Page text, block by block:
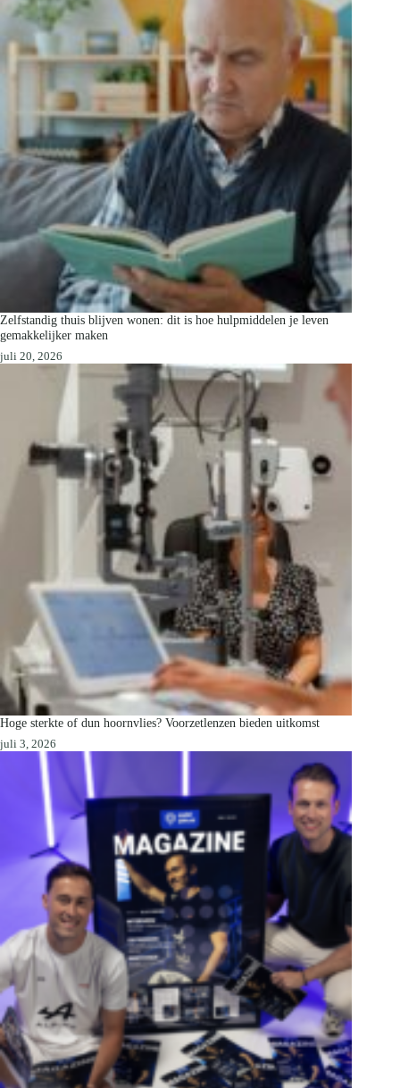
Zelfstandig thuis blijven wonen: dit is hoe hulpmiddelen je leven
gemakkelijker maken
juli 20, 2026
Hoge sterkte of dun hoornvlies? Voorzetlenzen bieden uitkomst
juli 3, 2026